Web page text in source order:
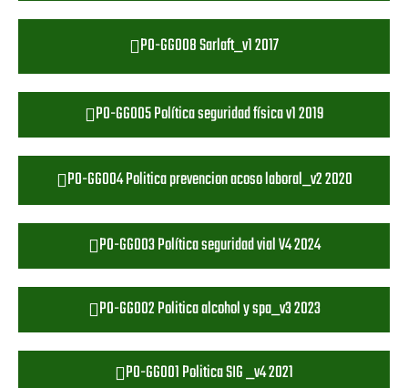
PO-GG008 Sarlaft_v1 2017
PO-GG005 Política seguridad física v1 2019
PO-GG004 Politica prevencion acoso laboral_v2 2020
PO-GG003 Política seguridad vial V4 2024
PO-GG002 Politica alcohol y spa_v3 2023
PO-GG001 Politica SIG _v4 2021